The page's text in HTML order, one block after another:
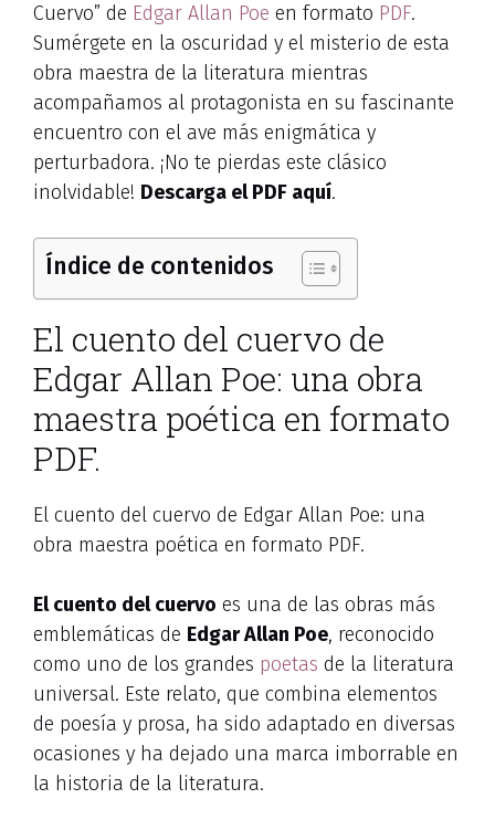
Cuervo” de Edgar Allan Poe en formato PDF.
Sumérgete en la oscuridad y el misterio de esta
obra maestra de la literatura mientras
acompañamos al protagonista en su fascinante
encuentro con el ave más enigmática y
perturbadora. ¡No te pierdas este clásico
inolvidable! Descarga el PDF aquí.
Índice de contenidos
El cuento del cuervo de
Edgar Allan Poe: una obra
maestra poética en formato
PDF.
El cuento del cuervo de Edgar Allan Poe: una
obra maestra poética en formato PDF.
El cuento del cuervo es una de las obras más
emblemáticas de Edgar Allan Poe, reconocido
como uno de los grandes poetas de la literatura
universal. Este relato, que combina elementos
de poesía y prosa, ha sido adaptado en diversas
ocasiones y ha dejado una marca imborrable en
la historia de la literatura.